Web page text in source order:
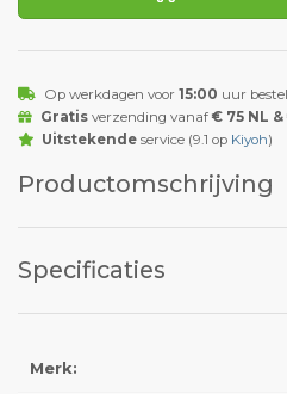
Op werkdagen voor 15:00 uur
Gratisverzending vanaf € 75 NL &
Uitstekendeservice (9.1 op Kiyoh)
Productomschrijving
Specificaties
Merk: